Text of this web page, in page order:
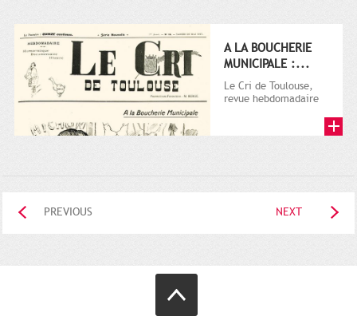
A LA BOUCHERIE
MUNICIPALE :...
Le Cri de Toulouse,
revue hebdomadaire
PREVIOUS NEXT